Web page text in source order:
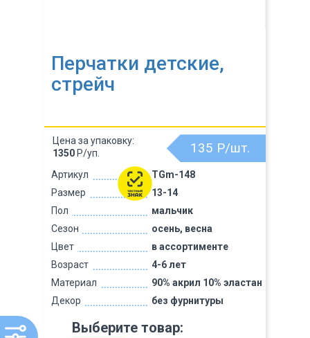
Перчатки детские,
стрейч
Артикул
TGm-148
Размер
13-14
Пол
мальчик
Сезон
осень, весна
Цвет
в ассортименте
Возраст
4-6 лет
Материал
90% акрил 10% эластан
Декор
без фурнитуры
135 Р/шт.
Цена за упаковку:
1350 Р/уп.
Выберите товар: